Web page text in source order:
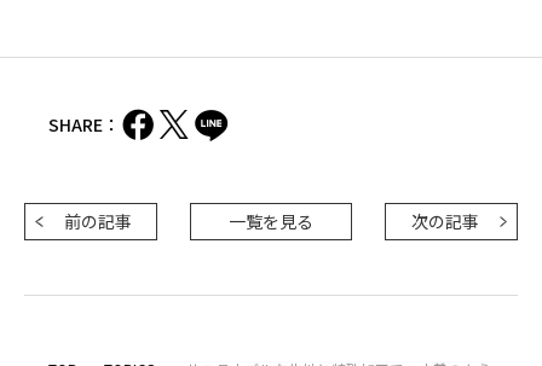
SHARE：
前の記事 一覧を見る 次の記事